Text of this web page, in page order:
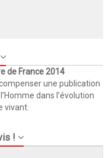
de France 2014
une publication
dans l’évolution
vivant.
!